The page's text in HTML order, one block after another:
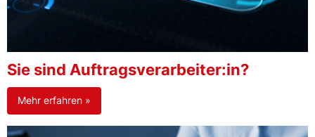
Sie sind Auftragsverarbeiter:in?
Mehr erfahren »